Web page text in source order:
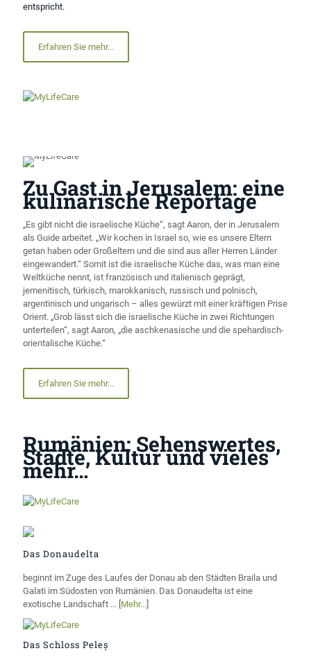
entspricht.
Erfahren Sie mehr...
Zu Gast in Jerusalem: eine
kulinarische Reportage
„Es gibt nicht die israelische Küche“, sagt Aaron, der in Jerusalem
als Guide arbeitet. „Wir kochen in Israel so, wie es unsere Eltern
getan haben oder Großeltern und die sind aus aller Herren Länder
eingewandert.“ Somit ist die israelische Küche das, was man eine
Weltküche nennt, ist französisch und italienisch geprägt,
jemenitisch, türkisch, marokkanisch, russisch und polnisch,
argentinisch und ungarisch – alles gewürzt mit einer kräftigen Prise
Orient. „Grob lässt sich die israelische Küche in zwei Richtungen
unterteilen“, sagt Aaron, „die aschkenasische und die spehardisch-
orientalische Küche.“
Erfahren Sie mehr...
Rumänien: Sehenswertes,
Städte, Kultur und vieles
mehr…
Das Donaudelta
beginnt im Zuge des Laufes der Donau ab den Städten Braila und
Galati im Südosten von Rumänien. Das Donaudelta ist eine
exotische Landschaft ... [Mehr...]
Das Schloss Peleș